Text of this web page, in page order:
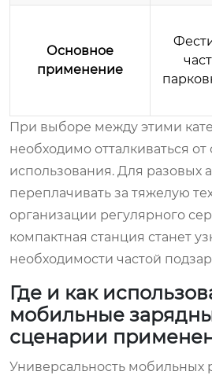
Основное
применение
При выборе между этими
необходимо отталкиваться от
использования. Для разовых
переплачивать за тяжелую
организации регулярного
компактная станция станет
необходимости частой
Где и как
мобильные
сценарии
Универсальность мобильных